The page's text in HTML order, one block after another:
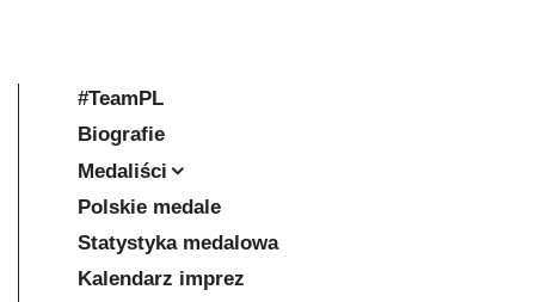
#TeamPL
Biografie
Medaliści
Polskie medale
Statystyka medalowa
Kalendarz imprez